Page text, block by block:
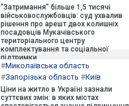
"Затримання" більше 1,5 тисячі
військовослужбовців: суд ухвалив
рішення про арешт двох колишніх
посадовців Мукачівського
територіального центру
комплектування та соціальної
підтримки.
#Миколаївська область
#Запорізька область #Київ
Ціни на житло в Україні зазнали
суттєвих змін: в яких містах